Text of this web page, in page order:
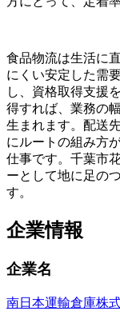
食品物流は生活に
にくい安定した需
し、資格取得支援
得すれば、業務の
生まれます。配送
にルートの組み方
仕事です。千葉市
ーとして地に足の
す。
企業情報
企業名
南日本運輸倉庫株